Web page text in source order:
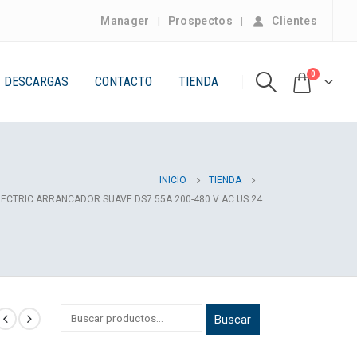
Manager Prospectos Clientes
DESCARGAS CONTACTO TIENDA
0
INICIO
TIENDA
ARRANCADOR SUAVE DS7 55A 200-480 V AC US 24
Buscar